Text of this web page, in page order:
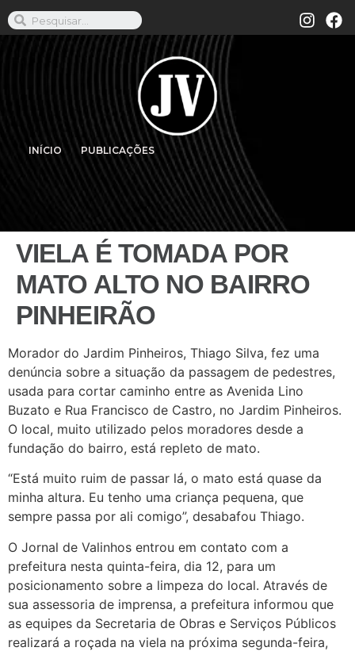
INÍCIO PUBLICAÇÕES
VIELA É TOMADA POR
MATO ALTO NO BAIRRO
PINHEIRÃO
Morador do Jardim Pinheiros, Thiago Silva, fez uma
denúncia sobre a situação da passagem de pedestres,
usada para cortar caminho entre as Avenida Lino
Buzato e Rua Francisco de Castro, no Jardim Pinheiros.
O local, muito utilizado pelos moradores desde a
fundação do bairro, está repleto de mato.
“Está muito ruim de passar lá, o mato está quase da
minha altura. Eu tenho uma criança pequena, que
sempre passa por ali comigo”, desabafou Thiago.
O Jornal de Valinhos entrou em contato com a
prefeitura nesta quinta-feira, dia 12, para um
posicionamento sobre a limpeza do local. Através de
sua assessoria de imprensa, a prefeitura informou que
as equipes da Secretaria de Obras e Serviços Públicos
realizará a roçada na viela na próxima segunda-feira,